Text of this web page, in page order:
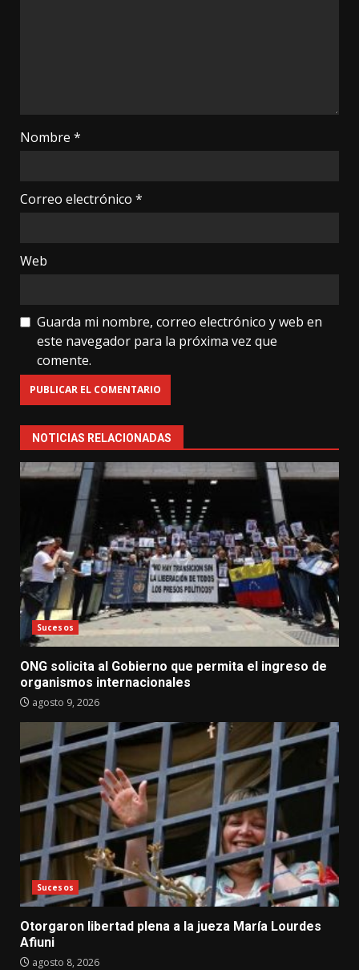
Nombre *
Correo electrónico *
Web
Guarda mi nombre, correo electrónico y web en
este navegador para la próxima vez que
comente.
NOTICIAS RELACIONADAS
Sucesos
ONG solicita al Gobierno que permita el ingreso de
organismos internacionales
agosto 9, 2026
Sucesos
Otorgaron libertad plena a la jueza María Lourdes
Afiuni
agosto 8, 2026